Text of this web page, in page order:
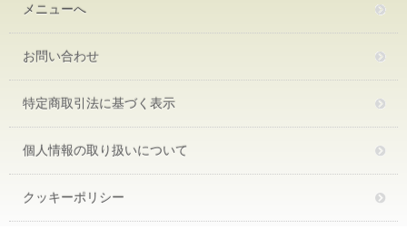
メニューへ
お問い合わせ
特定商取引法に基づく表示
個人情報の取り扱いについて
クッキーポリシー